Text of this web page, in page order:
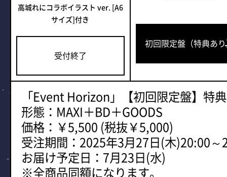
高城れにコラボイラスト ver. [A6
サイズ]付き
受付終了
初回限定盤（特典あ
「Event Horizon」【初回限定盤】特
形態：MAXI＋BD＋GOODS
価格：￥5,500 (税抜￥5,000)
受注期間：2025年3月27日(木)20:00
お届け予定日：7月23日(水)
※全商品同額になります。